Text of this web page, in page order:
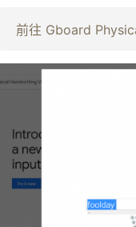
前往 Gboard